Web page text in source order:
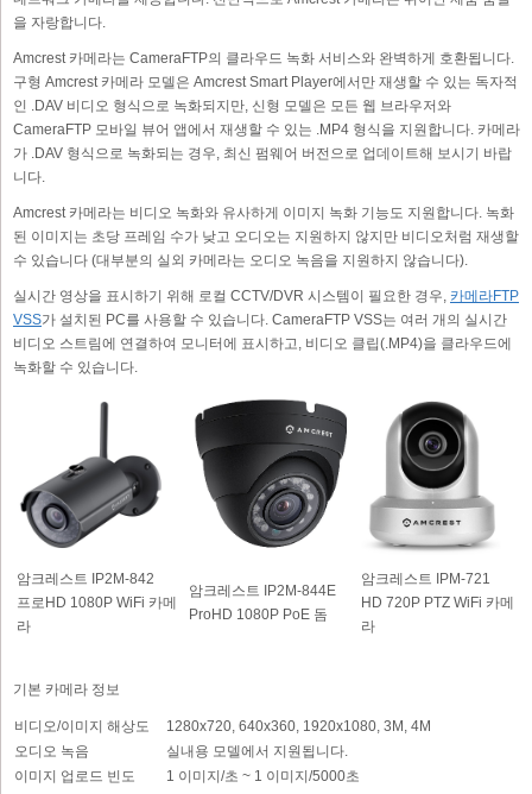
을 자랑합니다.
Amcrest 카메라는 CameraFTP의 클라우드 녹화 서비스와 완벽하게 호환됩니다.
구형 Amcrest 카메라 모델은 Amcrest Smart Player에서만 재생할 수 있는 독자적
인 .DAV 비디오 형식으로 녹화되지만, 신형 모델은 모든 웹 브라우저와
CameraFTP 모바일 뷰어 앱에서 재생할 수 있는 .MP4 형식을 지원합니다. 카메라
가 .DAV 형식으로 녹화되는 경우, 최신 펌웨어 버전으로 업데이트해 보시기 바랍
니다.
Amcrest 카메라는 비디오 녹화와 유사하게 이미지 녹화 기능도 지원합니다. 녹화
된 이미지는 초당 프레임 수가 낮고 오디오는 지원하지 않지만 비디오처럼 재생할
수 있습니다 (대부분의 실외 카메라는 오디오 녹음을 지원하지 않습니다).
실시간 영상을 표시하기 위해 로컬 CCTV/DVR 시스템이 필요한 경우, 카메라FTP
VSS가 설치된 PC를 사용할 수 있습니다. CameraFTP VSS는 여러 개의 실시간
비디오 스트림에 연결하여 모니터에 표시하고, 비디오 클립(.MP4)을 클라우드에
녹화할 수 있습니다.
암크레스트 IP2M-842
프로HD 1080P WiFi 카메
라
암크레스트 IP2M-844E
ProHD 1080P PoE 돔
암크레스트 IPM-721
HD 720P PTZ WiFi 카메
라
기본 카메라 정보
비디오/이미지 해상도
1280x720, 640x360, 1920x1080, 3M, 4M
오디오 녹음
실내용 모델에서 지원됩니다.
이미지 업로드 빈도
1 이미지/초 ~ 1 이미지/5000초